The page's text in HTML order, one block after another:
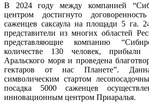
В 2024 году между компанией
центром достигнуто
саженцев саксаула на площади 5 га.
представители из многих областей
представляющие компанию
количестве 130 человек,
Аральского моря и проведена
гектаров от нас Планете”.
символическим стартом
посадка 5000 саженцев
инновационным центром Приаралья.